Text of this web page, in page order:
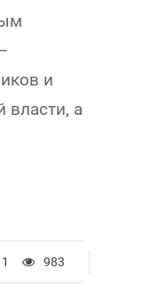
и
власти, а
1 983